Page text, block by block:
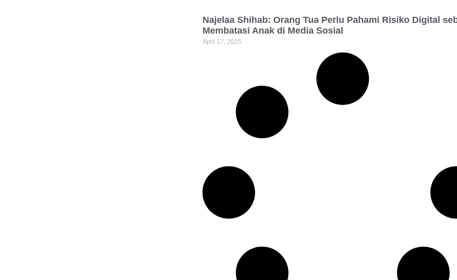
Najelaa Shihab: Orang Tua Perlu Pahami Risiko Digital
Membatasi Anak di Media Sosial
April 17, 2025